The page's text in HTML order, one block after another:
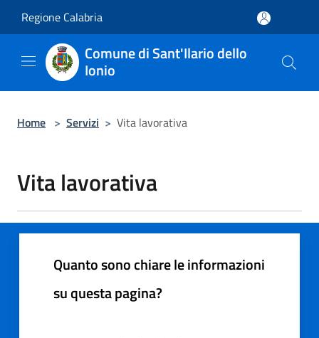
Regione Calabria
Comune di Sant'Ilario dello
Ionio
Home > Servizi > Vita lavorativa
Vita lavorativa
Quanto sono chiare le informazioni
su questa pagina?